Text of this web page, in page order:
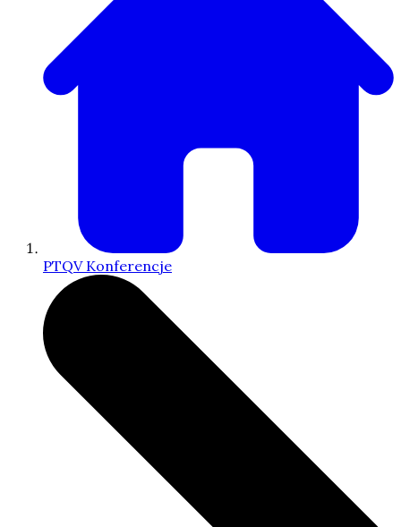
PTQV Konferencje